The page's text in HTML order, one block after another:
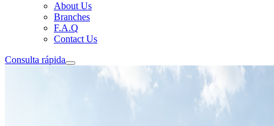
About Us
Branches
F.A.Q
Contact Us
Consulta rápida